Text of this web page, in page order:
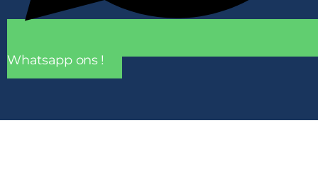
Whatsapp ons !